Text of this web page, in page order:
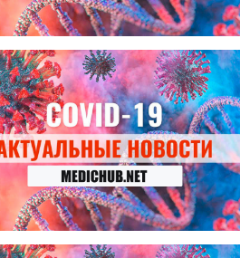
дали советы, как
пить витамины